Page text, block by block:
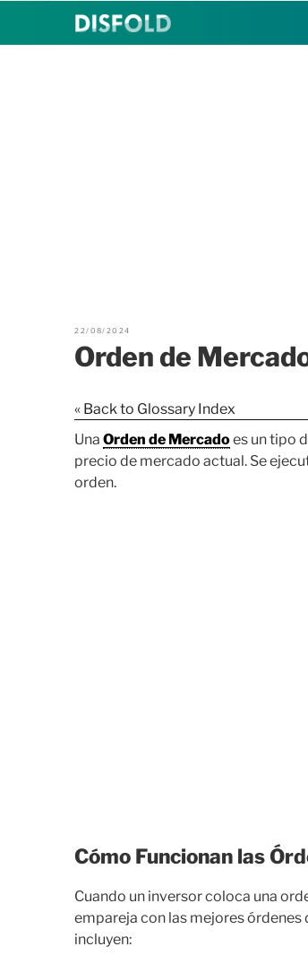
22/08/2024
Orden de
« Back to Glossary Index
UnaOrden de Mercadoes un tipo
precio de mercado actual. Se
orden.
Cómo Funcionan las
Cuando un inversor coloca una
empareja con las mejores órdenes
incluyen: